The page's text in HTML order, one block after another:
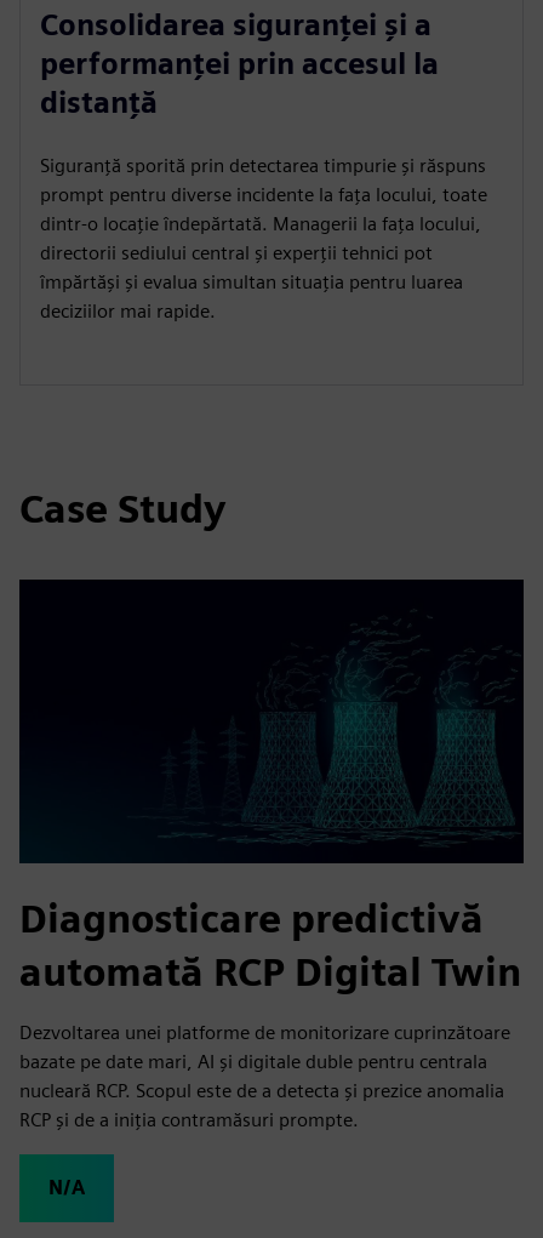
Consolidarea siguranței și a
performanței prin accesul la
distanță
Siguranță sporită prin detectarea timpurie și răspuns
prompt pentru diverse incidente la fața locului, toate
dintr-o locație îndepărtată. Managerii la fața locului,
directorii sediului central și experții tehnici pot
împărtăși și evalua simultan situația pentru luarea
deciziilor mai rapide.
Case Study
Diagnosticare predictivă
automată RCP Digital Twin
Dezvoltarea unei platforme de monitorizare cuprinzătoare
bazate pe date mari, AI și digitale duble pentru centrala
nucleară RCP. Scopul este de a detecta și prezice anomalia
RCP și de a iniția contramăsuri prompte.
N/A